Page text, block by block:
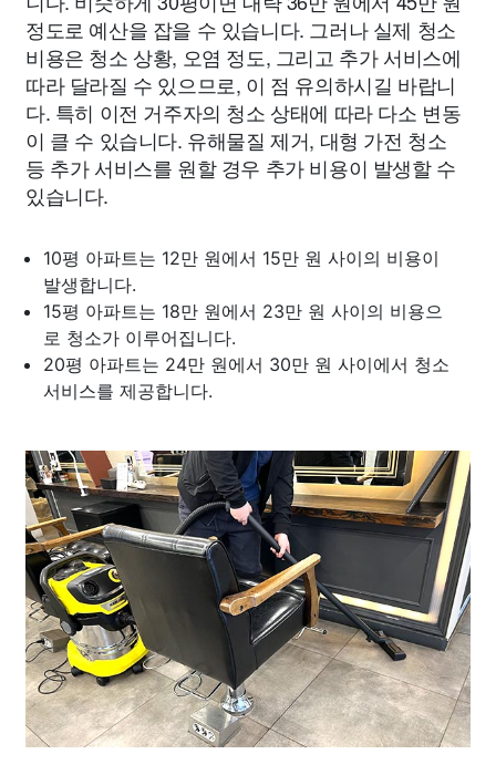
정도로 예산을 잡을 수 있습니다. 그러나 실제 청소
비용은 청소 상황, 오염 정도, 그리고 추가 서비스에
따라 달라질 수 있으므로, 이 점 유의하시길 바랍니
다. 특히 이전 거주자의 청소 상태에 따라 다소 변동
이 클 수 있습니다. 유해물질 제거, 대형 가전 청소
등 추가 서비스를 원할 경우 추가 비용이 발생할 수
있습니다.
10평 아파트는 12만 원에서 15만 원 사이의 비용이
발생합니다.
15평 아파트는 18만 원에서 23만 원 사이의 비용으
로 청소가 이루어집니다.
20평 아파트는 24만 원에서 30만 원 사이에서 청소
서비스를 제공합니다.